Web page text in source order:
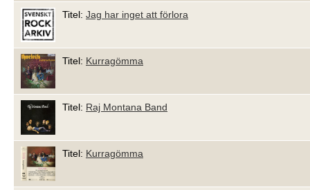
Titel: Jag har inget att förlora
Titel: Kurragömma
Titel: Raj Montana Band
Titel: Kurragömma